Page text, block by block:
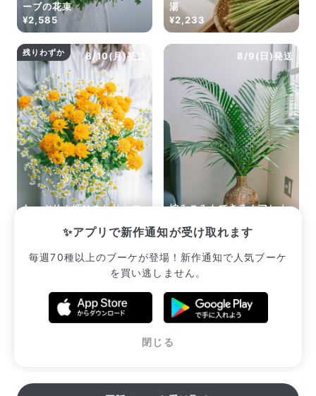
✨アプリで新作通知が受け取れます
毎週70種以上のブーケが登場！新作通知で人気ブーケ
を買い逃しません。
閉じる
ーブの花束
¥2,585
湯
¥2,233
8/10(月)発送
残りわずか
たっぷり！姫ひまわりとマ
8/9(日)発送
編みこみもできる！アレカ
¥2,222
販売中のブーケ一覧へ